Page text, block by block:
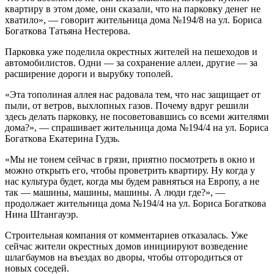
квартиру в этом доме, они сказали, что на парковку денег не
хватило», — говорит жительница дома №194/8 на ул. Бориса
Богаткова Татьяна Нестерова.
Парковка уже поделила окрестных жителей на пешеходов и
автомобилистов. Одни — за сохранение аллеи, другие — за
расширение дороги и вырубку тополей.
«Эта тополиная аллея нас радовала тем, что нас защищает от
пыли, от ветров, выхлопных газов. Почему вдруг решили
здесь делать парковку, не посоветовавшись со всеми жителями
дома?», — спрашивает жительница дома №194/4 на ул. Бориса
Богаткова Екатерина Гудзь.
«Мы не тонем сейчас в грязи, приятно посмотреть в окно и
можно открыть его, чтобы проветрить квартиру. Ну когда у
нас культура будет, когда мы будем равняться на Европу, а не
так — машины, машины, машины. А люди где?», —
продолжает жительница дома №194/4 на ул. Бориса Богаткова
Нина Штангауэр.
Строительная компания от комментариев отказалась. Уже
сейчас жители окрестных домов инициируют возведение
шлагбаумов на въездах во дворы, чтобы отгородиться от
новых соседей.